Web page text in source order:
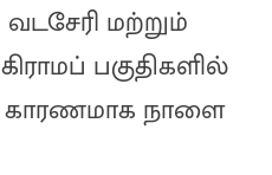
மற்றும்
பகுதிகளில்
காரணமாக நாளை